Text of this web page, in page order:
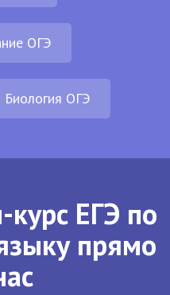
ОГЭ
Биология ОГЭ
ЕГЭ по
прямо